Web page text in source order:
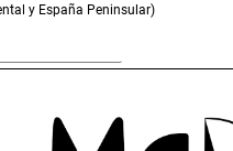
y España Peninsular)